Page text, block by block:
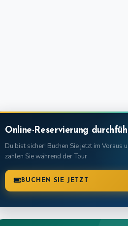
Online-Reservierung
Du bist sicher! Buchen Sie jetzt im Voraus
zahlen Sie während der Tour
BUCHEN SIE JETZT